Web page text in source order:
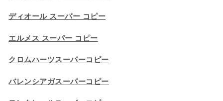
ディオール スーパー コピー
エルメス スーパー コピー
クロムハーツスーパーコピー
バレンシアガスーパーコピー